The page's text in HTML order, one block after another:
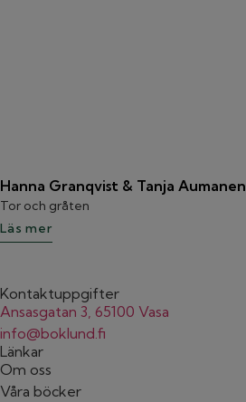
Hanna Granqvist & Tanja Aumanen
Tor och gråten
Läs mer
Kontaktuppgifter
Ansasgatan 3, 65100 Vasa
info@boklund.fi
Länkar
Om oss
Våra böcker